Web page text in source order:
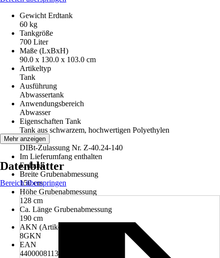
Gewicht Erdtank
60 kg
Tankgröße
700 Liter
Maße (LxBxH)
90.0 x 130.0 x 103.0 cm
Artikeltyp
Tank
Ausführung
Abwassertank
Anwendungsbereich
Abwasser
Eigenschaften Tank
Tank aus schwarzem, hochwertigen Polyethylen
Norm
DIBt-Zulassung Nr. Z-40.24-140
Im Lieferumfang enthalten
Erdtank
Breite Grubenabmessung
150 cm
Höhe Grubenabmessung
128 cm
Ca. Länge Grubenabmessung
190 cm
AKN (Artikelkurznummer)
8GKN
EAN
4400008113874
Mehr anzeigen
Datenblätter
Bereich überspringen